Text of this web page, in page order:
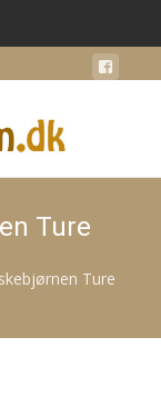
Ture
Ture